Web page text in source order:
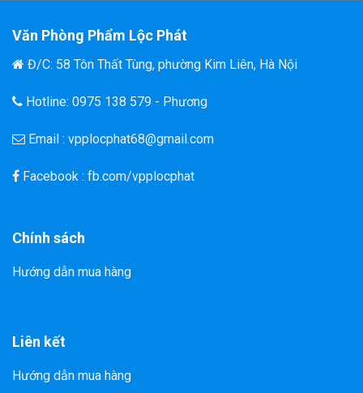
Văn Phòng Phẩm Lộc Phát
Đ/C: 58 Tôn Thất Tùng, phường Kim Liên, Hà Nội
Hotline: 0975 138 579 - Phương
Email : vpplocphat68@gmail.com
Facebook : fb.com/vpplocphat
Chính sách
Hướng dẫn mua hàng
Liên kết
Hướng dẫn mua hàng